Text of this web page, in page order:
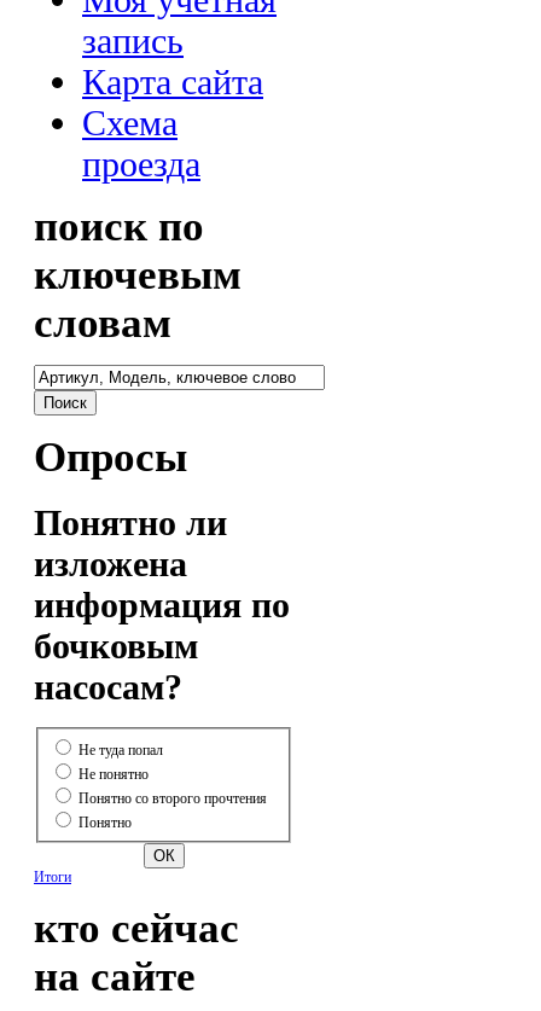
запись
Карта сайта
Схема
проезда
поиск по
ключевым
словам
Опросы
Понятно ли
изложена
информация по
бочковым
насосам?
Не туда попал
Не понятно
Понятно со второго прочтения
Понятно
Итоги
кто сейчас
на сайте